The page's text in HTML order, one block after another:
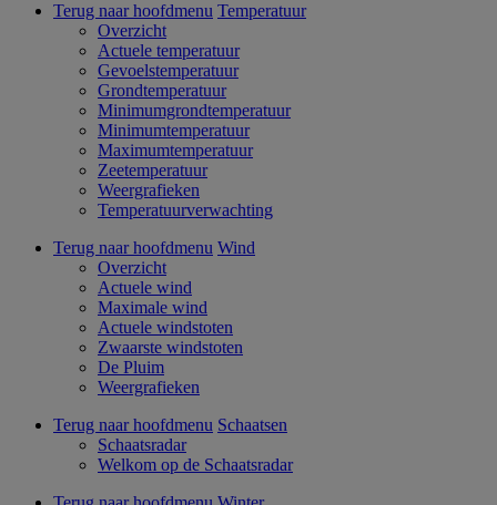
Terug naar hoofdmenu Temperatuur
Overzicht
Actuele temperatuur
Gevoelstemperatuur
Grondtemperatuur
Minimumgrondtemperatuur
Minimumtemperatuur
Maximumtemperatuur
Zeetemperatuur
Weergrafieken
Temperatuurverwachting
Terug naar hoofdmenu Wind
Overzicht
Actuele wind
Maximale wind
Actuele windstoten
Zwaarste windstoten
De Pluim
Weergrafieken
Terug naar hoofdmenu Schaatsen
Schaatsradar
Welkom op de Schaatsradar